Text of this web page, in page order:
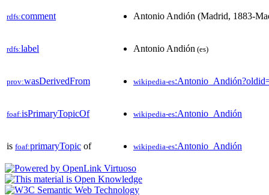
rdfs:comment Antonio Andión (Madrid, 1883-
rdfs:label Antonio Andión (es)
prov:wasDerivedFrom wikipedia-es
foaf:isPrimaryTopicOf wikipedia-es:Antonio_Andión
is foaf:primaryTopic of wikipedia-es:Antonio_Andión